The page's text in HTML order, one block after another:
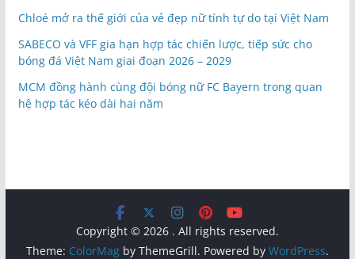
Chloé mở ra thế giới của vẻ đẹp nữ tính tự do tại Việt Nam
SABECO và VFF gia hạn hợp tác chiến lược, tiếp sức cho
bóng đá Việt Nam giai đoạn 2026 – 2029
MCM đồng hành cùng đội bóng nữ FC Bayern trong quan
hệ hợp tác kéo dài hai năm
Copyright © 2026 . All rights reserved.
Theme: ColorMagby ThemeGrill. Powered by WordPress.